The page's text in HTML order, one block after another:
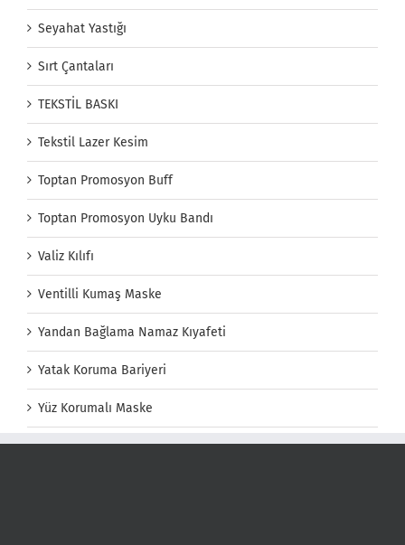
Seyahat Yastığı
Sırt Çantaları
TEKSTİL BASKI
Tekstil Lazer Kesim
Toptan Promosyon Buff
Toptan Promosyon Uyku Bandı
Valiz Kılıfı
Ventilli Kumaş Maske
Yandan Bağlama Namaz Kıyafeti
Yatak Koruma Bariyeri
Yüz Korumalı Maske